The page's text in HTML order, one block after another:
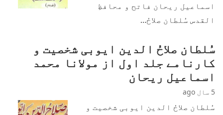
اسماعیل ریحان فاتح و محافظِ
القدس سُلطان صلاحُ…
سُلطان صلاحُ الدین ایوبی شخصیت و
کارنامے جلد اول از مولانا محمد
اسماعیل ریحان
5 سال ago
سُلطان صلاحُ الدین ایوبی شخصیت و